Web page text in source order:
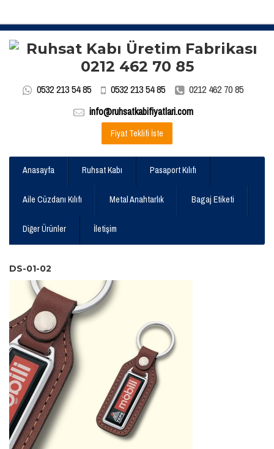
0532 213 54 85 0532 213 54 85
0212 462 70 85
info@ruhsatkabifiyatlari.com
Fiyat Teklifi İste
Anasayfa Ruhsat Kabı Pasaport Kılıfı
Aile Cüzdanı Kılıfı Metal Anahtarlık Bagaj Etiketi
Diğer Ürünler İletişim
DS-01-02